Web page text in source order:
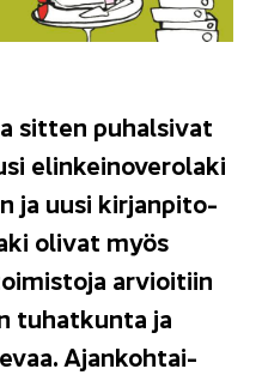
sit­ten pu­hal­si­vat
elin­kei­no­ve­ro­la­ki
ja uusi kir­jan­pi­to­
oli­vat myös
ar­vioi­tiin
tu­hat­kun­ta ja
Ajan­koh­tai­